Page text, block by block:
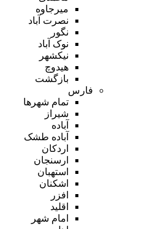
میرجاوه
نصرت آباد
نگور
نوک آباد
نیکشهر
هیدوچ
بازگشت
فارس
تمام شهر‌ها
شیراز
آباده
آباده طشک
اردکان
ارسنجان
استهبان
اشکنان
افزر
اقلید
امام شهر